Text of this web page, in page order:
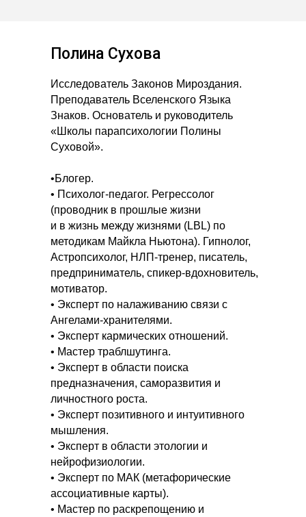
Исследователь Законов Мироздания.
Преподаватель Вселенского Языка
Знаков. Основатель и руководитель
«Школы парапсихологии Полины
Суховой».
•Блогер.
• Психолог-педагог. Регрессолог
(проводник в прошлые жизни
и в жизнь между жизнями (LBL) по
методикам Майкла Ньютона). Гипнолог,
Астропсихолог, НЛП-тренер, писатель,
предприниматель, спикер-вдохновитель,
мотиватор.
• Эксперт по налаживанию связи с
Ангелами-хранителями.
• Эксперт кармических отношений.
• Мастер траблшутинга.
• Эксперт в области поиска
предназначения, саморазвития и
личностного роста.
• Эксперт позитивного и интуитивного
мышления.
• Эксперт в области этологии и
нейрофизиологии.
• Эксперт по МАК (метафорические
ассоциативные карты).
• Мастер по раскрепощению и
Полина Сухова